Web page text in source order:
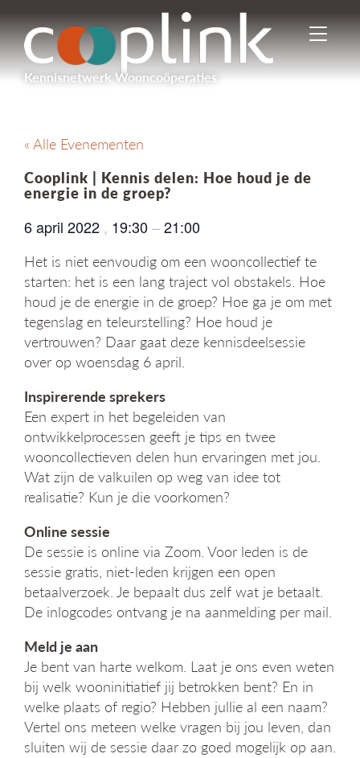
Kennisnetwerk Wooncoöperaties
I
n
-
n
n
« Alle Evenementen
Cooplink | Kennis delen: Hoe houd je de
energie in de groep?
6 april 2022 , 19:30 –21:00
Het is niet eenvoudig om een wooncollectief te
starten: het is een lang traject vol obstakels. Hoe
houd je de energie in de groep? Hoe ga je om met
tegenslag en teleurstelling? Hoe houd je
vertrouwen? Daar gaat deze kennisdeelsessie
over op woensdag 6 april.
Inspirerende sprekers
Een expert in het begeleiden van
ontwikkelprocessen geeft je tips en twee
wooncollectieven delen hun ervaringen met jou.
Wat zijn de valkuilen op weg van idee tot
realisatie? Kun je die voorkomen?
Online sessie
De sessie is online via Zoom. Voor leden is de
sessie gratis, niet-leden krijgen een open
betaalverzoek. Je bepaalt dus zelf wat je betaalt.
De inlogcodes ontvang je na aanmelding per mail.
Meld je aan
Je bent van harte welkom. Laat je ons even weten
bij welk wooninitiatief jij betrokken bent? En in
welke plaats of regio? Hebben jullie al een naam?
Vertel ons meteen welke vragen bij jou leven, dan
sluiten wij de sessie daar zo goed mogelijk op aan.